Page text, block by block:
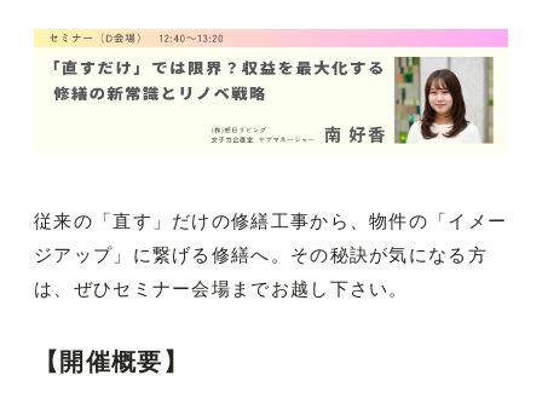
従来の「直す」だけの修繕工事から、物件の「イメー
ジアップ」に繋げる修繕へ。その秘訣が気になる方
は、ぜひセミナー会場までお越し下さい。
【開催概要】